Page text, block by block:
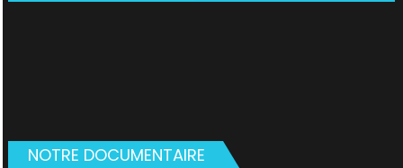
NOTRE DOCUMENTAIRE